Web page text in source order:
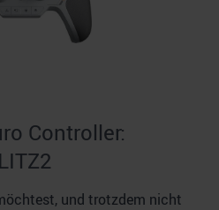
Controller:
und trotzdem nicht